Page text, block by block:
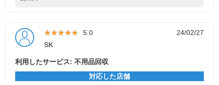
★★★★★
★★★★★ 5.0
24/02/27
SK
利用したサービス: 不用品回収
対応した店舗